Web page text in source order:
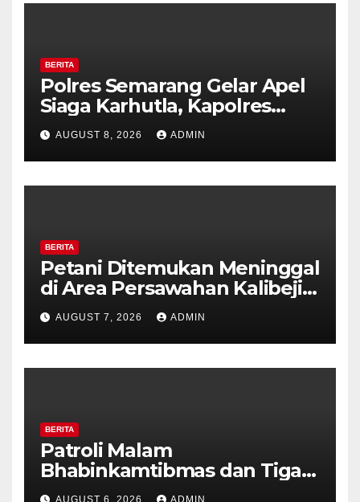
BERITA
Polres Semarang Gelar Apel
Siaga Karhutla, Kapolres
Tekankan Sinergi dan
Kesiapsiagaan Hadapi Musim
Kemarau.
AUGUST 8, 2026 ADMIN
BERITA
Petani Ditemukan Meninggal
di Area Persawahan Kalibeji,
Polisi Pastikan Tidak Ada
Tanda Kekerasan
AUGUST 7, 2026 ADMIN
BERITA
Patroli Malam
Bhabinkamtibmas dan Tiga
Pilar Kelurahan Ungaran
AUGUST 6, 2026 ADMIN